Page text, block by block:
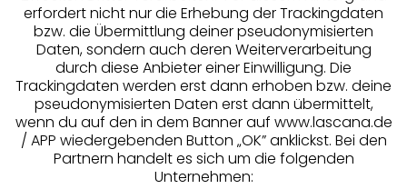
Services
Beratung
Über uns
Rechtliches
erfordert nicht nur die Erhebung der Trackingdaten
bzw. die Übermittlung deiner pseudonymisierten
Daten, sondern auch deren Weiterverarbeitung
durch diese Anbieter einer Einwilligung. Die
Trackingdaten werden erst dann erhoben bzw. deine
pseudonymisierten Daten erst dann übermittelt,
wenn du auf den in dem Banner auf www.lascana.de
/ APP wiedergebenden Button „OK” anklickst. Bei den
Partnern handelt es sich um die folgenden
Unternehmen: